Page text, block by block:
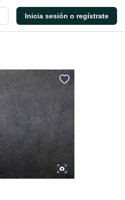
Inicia sesión o regístrate